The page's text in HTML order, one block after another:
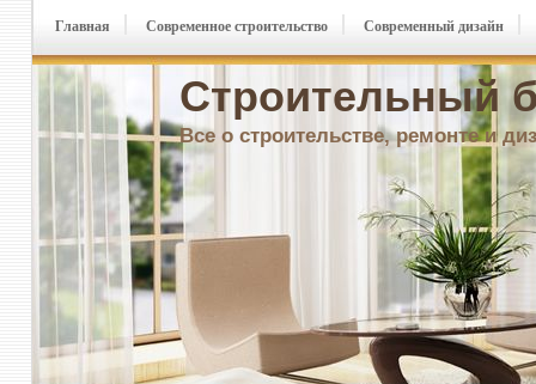
Строительный
Все о строительстве, ремонте и
Главная Современное строительство Современный дизайн